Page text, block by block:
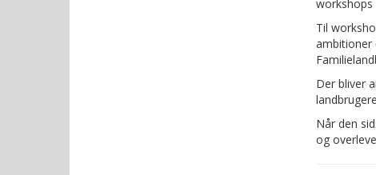
workshops
Til
ambitioner
Der bliver
Når den
og